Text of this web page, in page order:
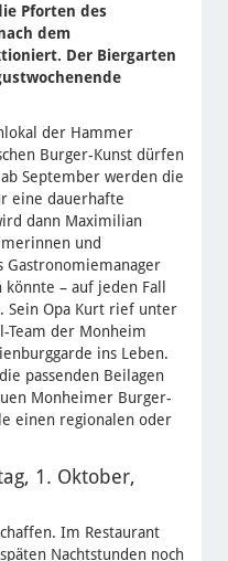
Pforten des
dem
Der Biergarten
der Hammer
Burger-Kunst dürfen
September werden die
eine dauerhafte
dann Maximilian
und
– auf jeden Fall
Sein Opa Kurt rief unter
Team der Monheim
ins Leben.
passenden Beilagen
Monheimer Burger-
einen regionalen oder
1. Oktober,
Im Restaurant
Nachtstunden noch